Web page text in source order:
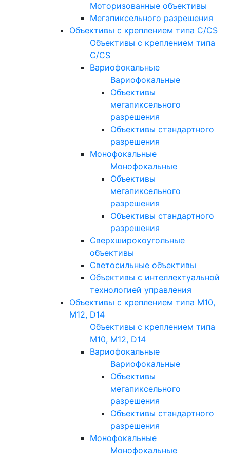
Моторизованные объективы
Мегапиксельного разрешения
Объективы с креплением типа C/CS
Объективы с креплением типа
C/CS
Вариофокальные
Вариофокальные
Объективы
мегапиксельного
разрешения
Объективы стандартного
разрешения
Монофокальные
Монофокальные
Объективы
мегапиксельного
разрешения
Объективы стандартного
разрешения
Сверхширокоугольные
объективы
Светосильные объективы
Объективы с интеллектуальной
технологией управления
Объективы с креплением типа M10,
M12, D14
Объективы с креплением типа
M10, M12, D14
Вариофокальные
Вариофокальные
Объективы
мегапиксельного
разрешения
Объективы стандартного
разрешения
Монофокальные
Монофокальные